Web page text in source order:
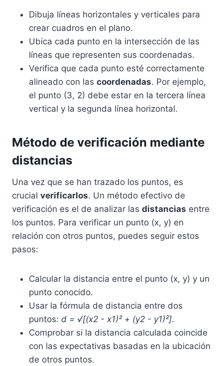
Dibuja líneas horizontales y verticales para
crear cuadros en el plano.
Ubica cada punto en la intersección de las
líneas que representen sus coordenadas.
Verifica que cada punto esté correctamente
alineado con las coordenadas. Por ejemplo,
el punto (3, 2) debe estar en la tercera línea
vertical y la segunda línea horizontal.
Método de verificación mediante
distancias
Una vez que se han trazado los puntos, es
crucial verificarlos. Un método efectivo de
verificación es el de analizar las distancias entre
los puntos. Para verificar un punto (x, y) en
relación con otros puntos, puedes seguir estos
pasos:
Calcular la distancia entre el punto (x, y) y un
punto conocido.
Usar la fórmula de distancia entre dos
puntos: d = √[(x2 - x1)² + (y2 - y1)²].
Comprobar si la distancia calculada coincide
con las expectativas basadas en la ubicación
de otros puntos.